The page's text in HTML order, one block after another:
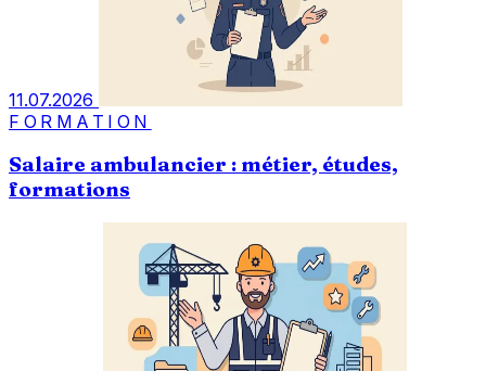
11.07.2026
FORMATION
Salaire ambulancier : métier, études,
formations